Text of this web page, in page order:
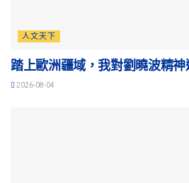
人文天下
踏上歐洲疆域，我對劉曉波精
2026-08-04